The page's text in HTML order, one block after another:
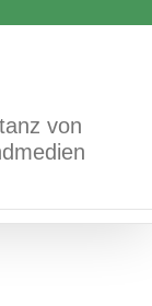
von